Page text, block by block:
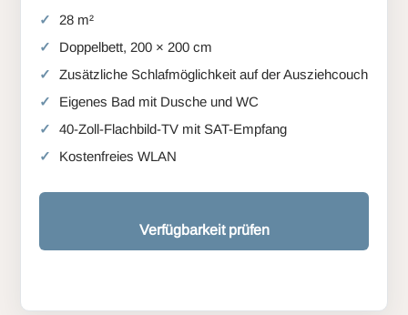
28 m²
Doppelbett, 200 × 200 cm
Zusätzliche Schlafmöglichkeit auf der Ausziehcouch
Eigenes Bad mit Dusche und WC
40-Zoll-Flachbild-TV mit SAT-Empfang
Kostenfreies WLAN
Verfügbarkeit prüfen